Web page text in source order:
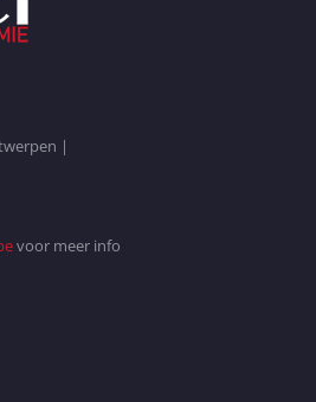
|
voor meer info